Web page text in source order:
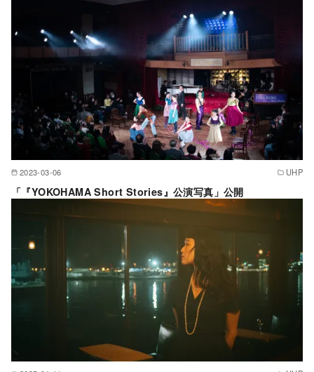
2023-03-06 UHP
「『YOKOHAMA Short Stories』公演写真」公開